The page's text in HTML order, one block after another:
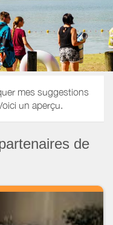
mes suggestions
un aperçu.
de